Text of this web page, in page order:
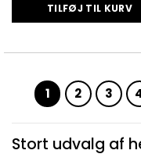
TILFØJ TIL KURV
1 2 3
Stort udvalg af